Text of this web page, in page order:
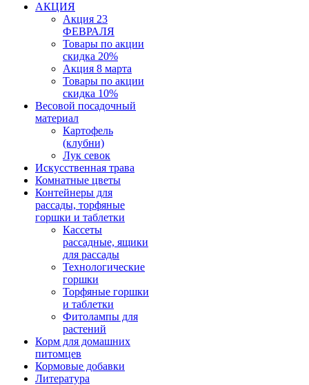
АКЦИЯ
Акция 23
ФЕВРАЛЯ
Товары по акции
скидка 20%
Акция 8 марта
Товары по акции
скидка 10%
Весовой посадочный
материал
Картофель
(клубни)
Лук севок
Искусственная трава
Комнатные цветы
Контейнеры для
рассады, торфяные
горшки и таблетки
Кассеты
рассадные, ящики
для рассады
Технологические
горшки
Торфяные горшки
и таблетки
Фитолампы для
растений
Корм для домашних
питомцев
Кормовые добавки
Литература